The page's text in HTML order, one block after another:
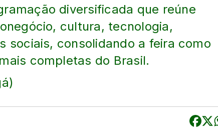
diversificada que reúne
cultura, tecnologia,
sociais, consolidando a feira como
completas do Brasil.